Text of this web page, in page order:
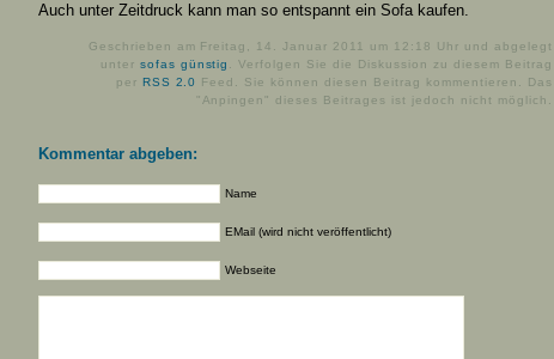
Auch unter Zeitdruck kann man so entspannt ein Sofa kaufen.
Geschrieben am Freitag, 14. Januar 2011 um 12:18 Uhr und abgelegt
unter sofas günstig
. Verfolgen Sie die Diskussion zu diesem Beitrag
per RSS 2.0 Feed. Sie können diesen Beitrag kommentieren. Das
"Anpingen" dieses Beitrages ist jedoch nicht möglich.
Kommentar abgeben:
Name
EMail (wird nicht veröffentlicht)
Webseite